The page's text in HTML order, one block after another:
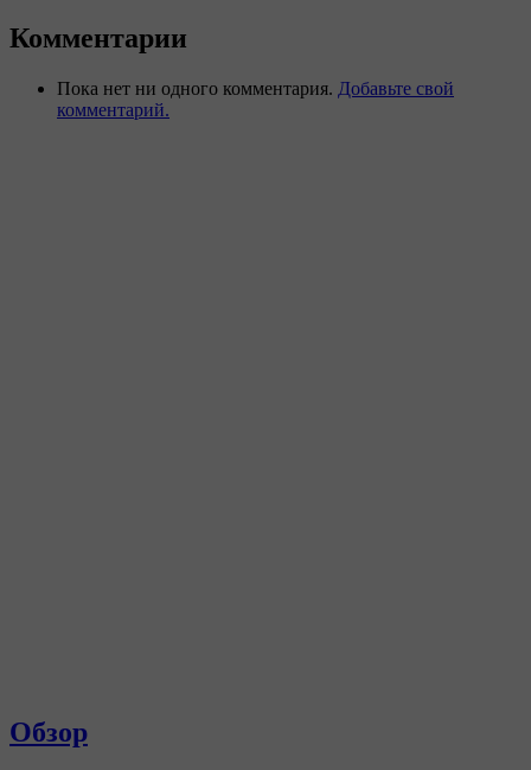
Комментарии
Пока нет ни одного комментария. Добавьте свой
комментарий.
Обзор